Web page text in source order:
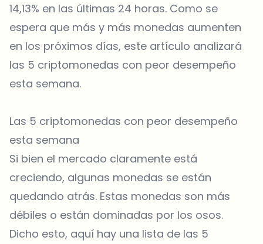
14,13% en las últimas 24 horas. Como se
espera que más y más monedas aumenten
en los próximos días, este artículo analizará
las 5 criptomonedas con peor desempeño
esta semana.
Las 5 criptomonedas con peor desempeño
esta semana
Si bien el mercado claramente está
creciendo, algunas monedas se están
quedando atrás. Estas monedas son más
débiles o están dominadas por los osos.
Dicho esto, aquí hay una lista de las 5